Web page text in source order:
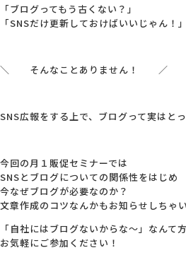
「ブログってもう古くない？」
「SNSだけ更新しておけばいいじゃん！」
＼ そんなことありません！ ／
SNS広報をする上で、ブログって実はとっ
今回の月１販促セミナーでは
SNSとブログについての関係性をはじめ
今なぜブログが必要なのか？
文章作成のコツなんかもお知らせしちゃ
「自社にはブログないからな～」なんて
お気軽にご参加ください！